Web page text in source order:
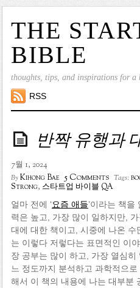
THE
BIBLE
thoughts, tips, and inspirations for a
RSS
반짝 유행과
7월 1, 2024
ByKihong Bae 5 Comments Tags:
Strong, 스타트업 바이블 QA
얼마 전에 ‘요즘 애들’이라는 책을
력은 높고, 가장 많이 일하지만,
대에 대한 책이고, 시중에 나온
는 이렇다 저렇다는 표면적인 이
장 공부는 많이 하고, 가장 열심
느 정도까지 분석하고 과학적으
해서 이 책의 내용에 나는 대부분